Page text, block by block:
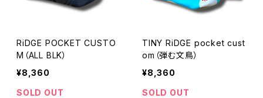
RiDGE POCKET CUSTO
M（ALL BLK）
¥8,360
SOLD OUT
TINY RiDGE pocket cust
om（弾む文鳥）
¥8,360
SOLD OUT